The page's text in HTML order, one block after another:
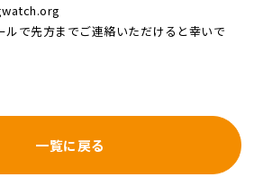
ルで先方までご連絡いただけると幸いで
一覧に戻る